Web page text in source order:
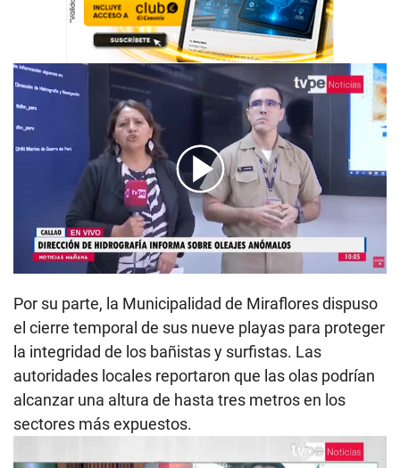
00:00 05:52
Por su parte, la Municipalidad de Miraflores dispuso
el cierre temporal de sus nueve playas para proteger
la integridad de los bañistas y surfistas. Las
autoridades locales reportaron que las olas podrían
alcanzar una altura de hasta tres metros en los
sectores más expuestos.